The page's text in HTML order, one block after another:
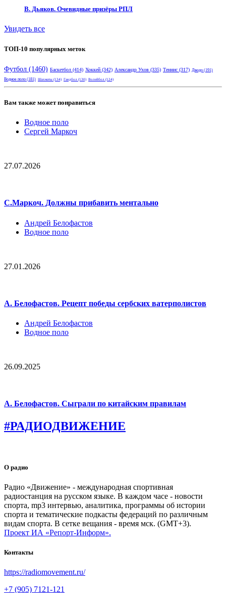
В. Дьяков. Очевидные призёры РПЛ
Увидеть все
ТОП-10 популярных меток
Футбол (1460) Баскетбол (414) Хоккей (342) Александр Ухов (335) Теннис (317) Дзюдо (191)
Водное поло (181) Шахматы (134) Гандбол (130) Волейбол (124)
Вам также может понравиться
Водное поло
Сергей Маркоч
27.07.2026
С.Маркоч. Должны прибавить ментально
Андрей Белофастов
Водное поло
27.01.2026
А. Белофастов. Рецепт победы сербских ватерполистов
Андрей Белофастов
Водное поло
26.09.2025
А. Белофастов. Сыграли по китайским правилам
#РАДИОДВИЖЕНИЕ
О радио
Радио «Движение» - международная спортивная
радиостанция на русском языке. В каждом часе - новости
спорта, mp3 интервью, аналитика, программы об истории
спорта и тематические подкасты федераций по различным
видам спорта. В сетке вещания - время мск. (GMT+3).
Проект ИА «Репорт-Информ».
Контакты
https://radiomovement.ru/
+7 (905) 7121-121